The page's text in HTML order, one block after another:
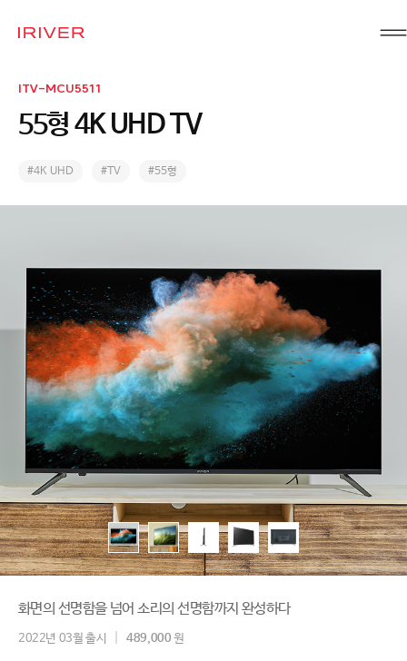
IRIVER
ITV-MCU5511
55형 4K UHD TV
#4K UHD #TV #55형
화면의 선명함을 넘어 소리의 선명함까지 완성하다
2022년 03월 출시 489,000 원